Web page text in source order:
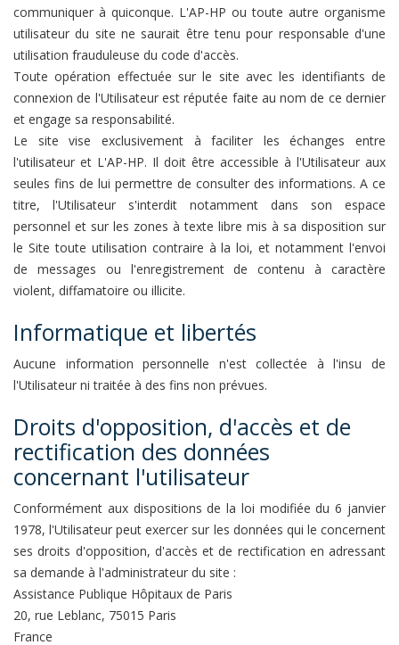
communiquer à quiconque. L'AP-HP ou toute autre organisme
utilisateur du site ne saurait être tenu pour responsable d'une
utilisation frauduleuse du code d'accès.
Toute opération effectuée sur le site avec les identifiants de
connexion de l'Utilisateur est réputée faite au nom de ce dernier
et engage sa responsabilité.
Le site vise exclusivement à faciliter les échanges entre
l'utilisateur et L'AP-HP. Il doit être accessible à l'Utilisateur aux
seules fins de lui permettre de consulter des informations. A ce
titre, l'Utilisateur s'interdit notamment dans son espace
personnel et sur les zones à texte libre mis à sa disposition sur
le Site toute utilisation contraire à la loi, et notamment l'envoi
de messages ou l'enregistrement de contenu à caractère
violent, diffamatoire ou illicite.
Informatique et libertés
Aucune information personnelle n'est collectée à l'insu de
l'Utilisateur ni traitée à des fins non prévues.
Droits d'opposition, d'accès et de
rectification des données
concernant l'utilisateur
Conformément aux dispositions de la loi modifiée du 6 janvier
1978, l'Utilisateur peut exercer sur les données qui le concernent
ses droits d'opposition, d'accès et de rectification en adressant
sa demande à l'administrateur du site :
Assistance Publique Hôpitaux de Paris
20, rue Leblanc, 75015 Paris
France